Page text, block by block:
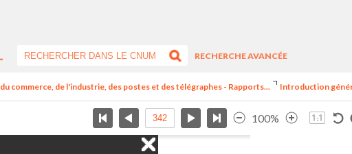
RECHERCHE AVANCÉE
commerce, de l'industrie, des postes et des télégraphes - Rapports... Introduction
100%